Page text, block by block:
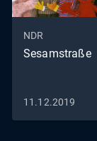
NDR
Sesamstraße
11.12.2019